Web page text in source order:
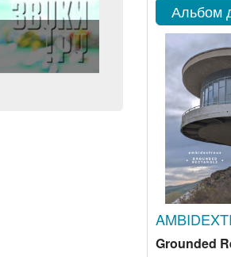
Альбом
Grounded